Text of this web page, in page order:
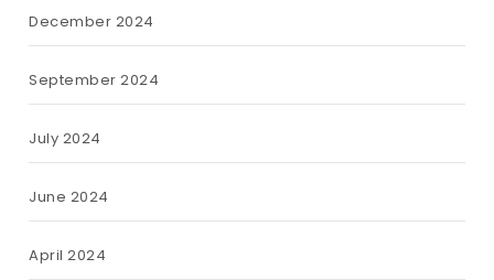
December 2024
September 2024
July 2024
June 2024
April 2024